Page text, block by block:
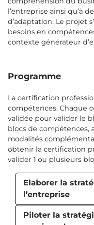
l’entreprise ainsi qu’à
d’adaptation. Le projet
besoins en
contexte générateur
Programme
La certification
compétences. Chaque
validée pour valider le
blocs de compétences,
modalités
obtenir la certification
valider 1 ou plusieurs
Elaborer la
l’entreprise
Piloter la